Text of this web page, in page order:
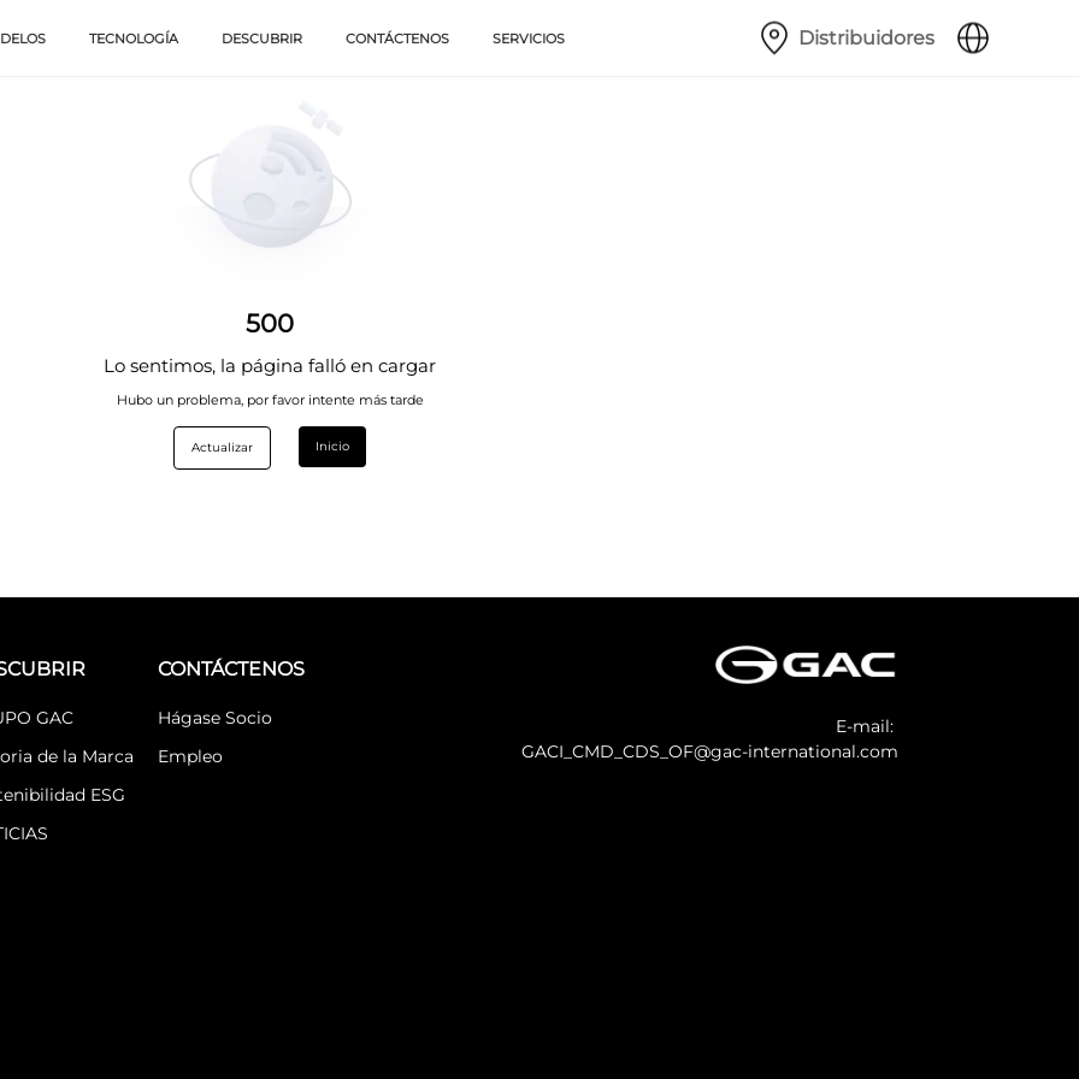
TECNOLOGÍA DESCUBRIR CONTÁCTENOS SERVICIOS Distribuidores
500
Lo sentimos, la página falló en cargar
Hubo un problema, por favor intente más tarde
Actualizar Inicio
GAC
de la Marca
ESG
CONTÁCTENOS
Hágase Socio
Empleo
E-mail:
GACI_CMD_CDS_OF@gac-international.com